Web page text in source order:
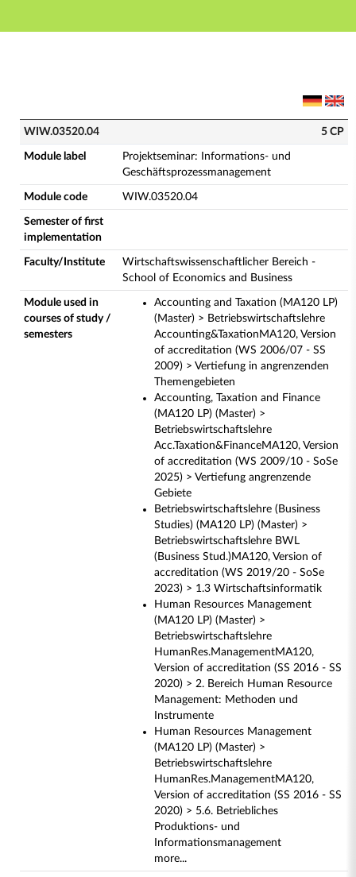
Main navigation
WIW.03520.04 - Projektseminar: Informations- und
WIW.03520.04 5 CP
Module label
Projektseminar: Informations- und
Geschäftsprozessmanagement
Module code WIW.03520.04
Semester of first
implementation
Faculty/Institute
Wirtschaftswissenschaftlicher Bereich -
School of Economics and Business
Module used in
courses of study /
semesters
Accounting and Taxation (MA120 LP)
(Master) > Betriebswirtschaftslehre
Accounting&TaxationMA120, Version
of accreditation (WS 2006/07 - SS
2009) > Vertiefung in angrenzenden
Themengebieten
Accounting, Taxation and Finance
(MA120 LP) (Master) >
Betriebswirtschaftslehre
Acc.Taxation&FinanceMA120, Version
of accreditation (WS 2009/10 - SoSe
2025) > Vertiefung angrenzende
Gebiete
Betriebswirtschaftslehre (Business
Studies) (MA120 LP) (Master) >
Betriebswirtschaftslehre BWL
(Business Stud.)MA120, Version of
accreditation (WS 2019/20 - SoSe
2023) > 1.3 Wirtschaftsinformatik
Human Resources Management
(MA120 LP) (Master) >
Betriebswirtschaftslehre
HumanRes.ManagementMA120,
Version of accreditation (SS 2016 - SS
2020) > 2. Bereich Human Resource
Management: Methoden und
Instrumente
Human Resources Management
(MA120 LP) (Master) >
Betriebswirtschaftslehre
HumanRes.ManagementMA120,
Version of accreditation (SS 2016 - SS
2020) > 5.6. Betriebliches
Produktions- und
Informationsmanagement
more...